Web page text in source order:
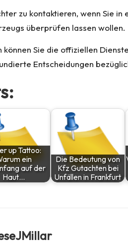
zu kontaktieren, wenn Sie
überprüfen lassen wollen.
Sie die offiziellen
Entscheidungen
up Tattoo:
ein
auf der
Haut…
Die Bedeutung von
Kfz Gutachten bei
Unfällen in Frankfurt